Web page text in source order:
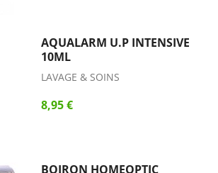
AQUALARM U.P INTENSIVE
10ML
LAVAGE & SOINS
8,95 €
BOIRON HOMEOPTIC